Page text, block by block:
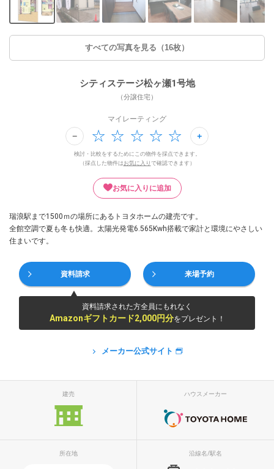
すべての写真を見る（16枚）
シティステージ松ヶ瀬1号地
（分譲住宅）
マイレーティング
検討・比較をするためにこの物件を採点できます。
（採点した物件は お気に入り で確認できます）
お気に入りに追加
瑞浪駅まで1500ｍの場所にあるトヨタホームの建売です。
全館空調で夏も冬も快適。太陽光発電6.565Kwh搭載で家計と環境にやさしい
住まいです。
資料請求 来場予約
資料請求された方全員にもれなく
Amazonギフトカード2,000円分をプレゼント！
メーカー公式サイト
建売 ハウスメーカー
所在地 沿線名/駅名